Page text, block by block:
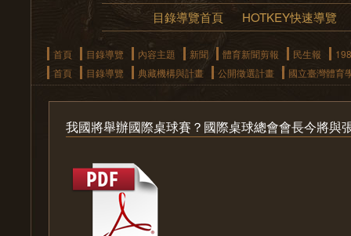
目錄導覽首頁 HOTKEY快速導覽
首頁 目錄導覽 內容主題 新聞 體育新聞剪報 民生報
首頁
目錄導覽 典藏機構與計畫 公開徵選計畫 國立臺灣體育
我國將舉辦國際桌球賽？國際桌球總會會長今將與